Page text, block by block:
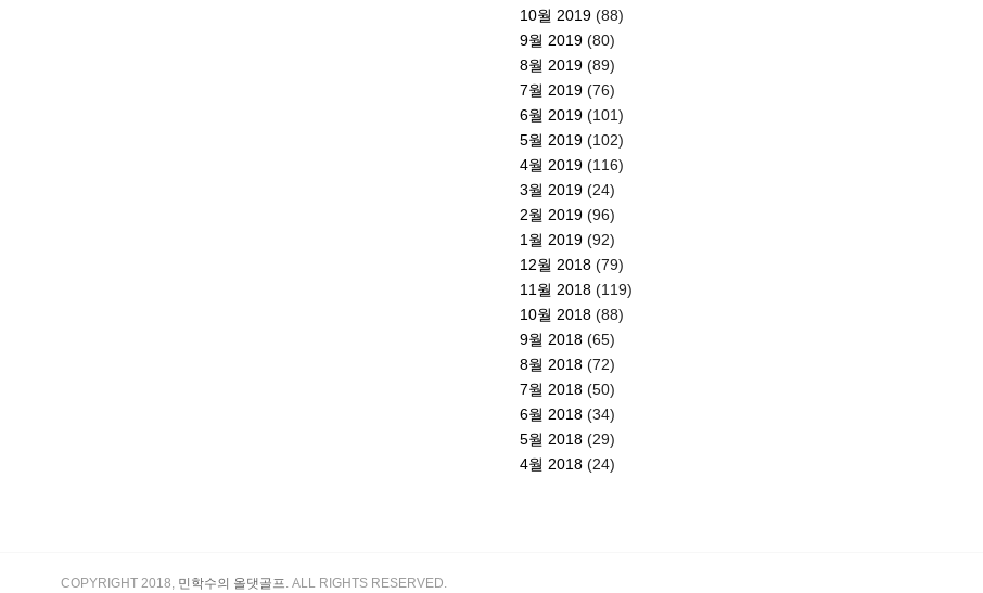
10월 2019 (88)
9월 2019 (80)
8월 2019 (89)
7월 2019 (76)
6월 2019 (101)
5월 2019 (102)
4월 2019 (116)
3월 2019 (24)
2월 2019 (96)
1월 2019 (92)
12월 2018 (79)
11월 2018 (119)
10월 2018 (88)
9월 2018 (65)
8월 2018 (72)
7월 2018 (50)
6월 2018 (34)
5월 2018 (29)
4월 2018 (24)
COPYRIGHT 2018, 민학수의 올댓골프. ALL RIGHTS RESERVED.